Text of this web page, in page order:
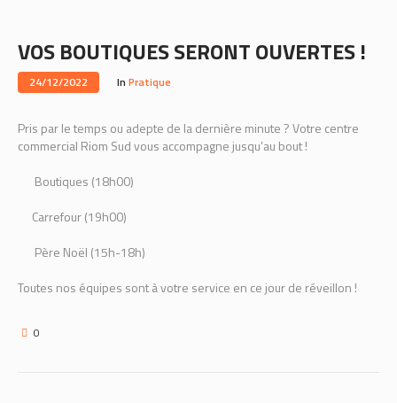
VOS BOUTIQUES SERONT OUVERTES !
24/12/2022 In Pratique
Pris par le temps ou adepte de la dernière minute ? Votre centre
commercial Riom Sud vous accompagne jusqu’au bout !
Boutiques (18h00)
Carrefour (19h00)
Père Noël (15h-18h)
Toutes nos équipes sont à votre service en ce jour de réveillon !
0